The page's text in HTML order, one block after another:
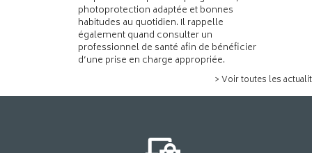
photoprotection adaptée et bonnes
habitudes au quotidien. Il rappelle
également quand consulter un
professionnel de santé afin de bénéficier
d’une prise en charge appropriée.
> Voir toutes les